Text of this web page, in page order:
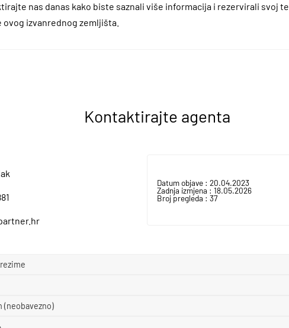
nas danas kako biste saznali više informacija i rezervirali svoj
ovog izvanrednog zemljišta.
Kontaktirajte agenta
Datum objave : 20.04.2023
Zadnja izmjena : 18.05.2026
Broj pregleda : 37